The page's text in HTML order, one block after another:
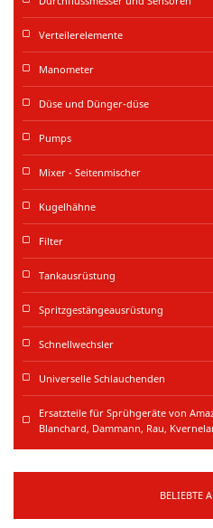
Verteilerelemente
Manometer
Düse und Dünger-düse
Pumps
Mixer - Seitenmischer
Kugelhähne
Filter
Tankausrüstung
Spritzgestängeausrüstung
Schnellwechsler
Universelle Schlauchenden
Ersatzteile für Sprühgeräte von
Blanchard, Dammann, Rau,
BELIEBTE